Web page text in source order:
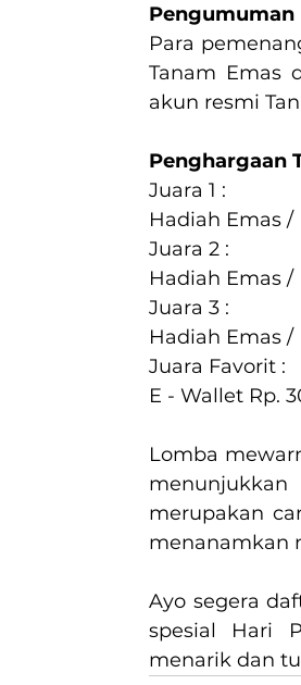
Pengumuman
Para
Tanam Emas
akun resmi
Penghargaan
Juara 1 :
Hadiah Emas /
Juara 2 :
Hadiah Emas /
Juara 3 :
Hadiah Emas /
Juara Favorit :
E - Wallet Rp.
Lomba
merupakan
menanamkan
Ayo segera
spesial Hari
menarik dan